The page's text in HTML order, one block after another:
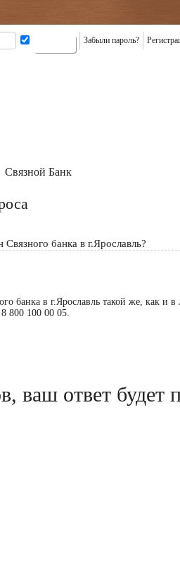
Забыли пароль?
Связной Банк
Связного банка в г.Ярославль?
банка в г.Ярославль такой же, как и
800 100 00 05.
ваш ответ будет